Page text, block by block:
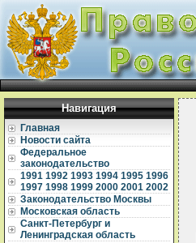
Навигация
Главная
Новости сайта
Федеральное
законодательство
1991 1992 1993 1994 1995 1996
1997 1998 1999 2000 2001 2002
Законодательство Москвы
Московская область
Санкт-Петербург и
Ленинградская область